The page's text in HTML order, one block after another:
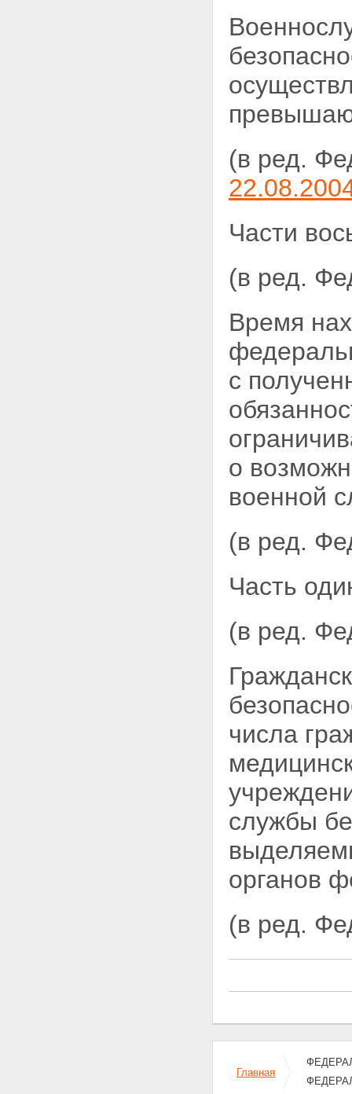
(в ред.
Части
(в ред.
Время
с
о
военной
(в ред.
Часть
(в ред.
числа
службы
органов
(в ред.
Главная